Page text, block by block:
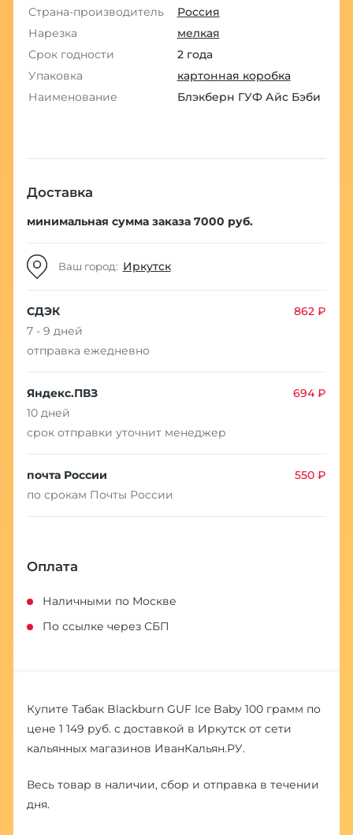
Страна-производитель
Россия
Нарезка
мелкая
Срок годности
2 года
Упаковка
картонная коробка
Наименование
Блэкберн ГУФ Айс Бэби
Доставка
минимальная сумма заказа 7000 руб.
Ваш город: Иркутск
СДЭК
862 ₽
7 - 9 дней
отправка ежедневно
Яндекс.ПВЗ
694 ₽
10 дней
срок отправки уточнит менеджер
почта России
550 ₽
по срокам Почты России
Оплата
Наличными по Москве
По ссылке через СБП
Купите Табак Blackburn GUF Ice Baby 100 грамм по
цене 1 149 руб. с доставкой в Иркутск от сети
кальянных магазинов ИванКальян.РУ.
Весь товар в наличии, сбор и отправка в течении
дня.